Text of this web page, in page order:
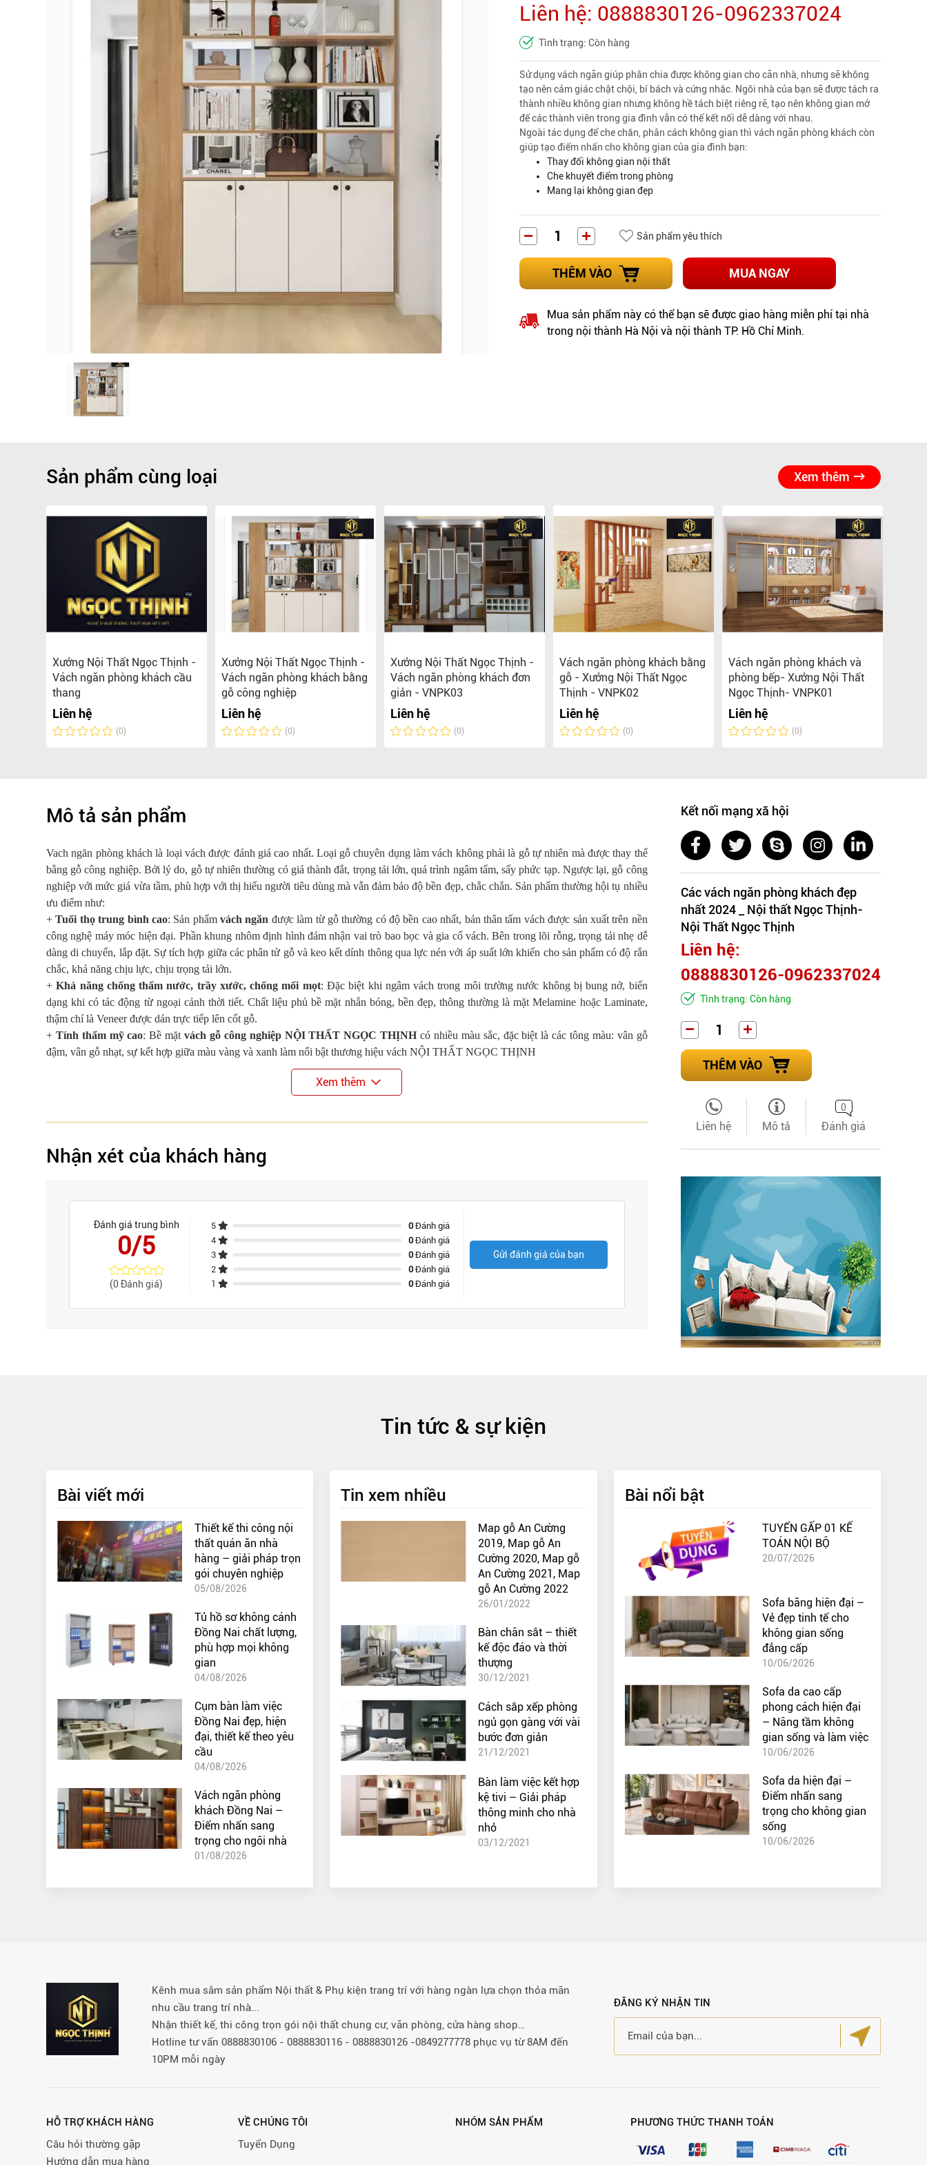
Chậu rửa bát
Ray trượt – bản lề – tay nắm cửa
Giá để bát đĩa đa năng
Kệ để chất tẩy rửa
Kệ góc liên hoàn
Liên hệ: 0888830126-0962337024
Tình trạng: Còn hàng
Sử dụng vách ngăn giúp phân chia được không gian cho căn nhà, nhưng sẽ không
tạo nên cảm giác chật chội, bí bách và cứng nhắc. Ngôi nhà của bạn sẽ được tách ra
thành nhiều không gian nhưng không hề tách biệt riêng rẽ, tạo nên không gian mở
để các thành viên trong gia đình vẫn có thể kết nối dễ dàng với nhau.
Ngoài tác dụng để che chắn, phân cách không gian thì vách ngăn phòng khách còn
giúp tạo điểm nhấn cho không gian của gia đình bạn:
Thay đổi không gian nội thất
Che khuyết điểm trong phòng
Mang lại không gian đẹp
Sản phẩm yêu thích
THÊM VÀO MUA NGAY
Mua sản phẩm này có thể bạn sẽ được giao hàng miễn phí tại nhà
trong nội thành Hà Nội và nội thành TP. Hồ Chí Minh.
Sản phẩm cùng loại Xem thêm
Xưởng Nội Thất Ngọc Thịnh -
Vách ngăn phòng khách cầu
thang
Liên hệ
(0)
Xưởng Nội Thất Ngọc Thịnh -
Vách ngăn phòng khách bằng
gỗ công nghiệp
Liên hệ
(0)
Xưởng Nội Thất Ngọc Thịnh -
Vách ngăn phòng khách đơn
giản - VNPK03
Liên hệ
(0)
Vách ngăn phòng khách bằng
gỗ - Xưởng Nội Thất Ngọc
Thịnh - VNPK02
Liên hệ
(0)
Vách ngăn phòng khách và
phòng bếp- Xưởng Nội Thất
Ngọc Thịnh- VNPK01
Liên hệ
(0)
Mô tả sản phẩm
Vach ngăn phòng khách là loại vách được đánh giá cao nhất. Loại gỗ chuyên dụng làm vách không phải là gỗ tự nhiên mà được thay thế
bằng gỗ công nghiệp. Bởi lý do, gỗ tự nhiên thường có giá thành đắt, trọng tải lớn, quá trình ngâm tẩm, sấy phức tạp. Ngược lại, gỗ công
nghiệp với mức giá vừa tầm, phù hợp với thị hiếu người tiêu dùng mà vẫn đảm bảo độ bền đẹp, chắc chắn. Sản phẩm thường hội tụ nhiều
ưu điểm như:
+Tuổi thọ trung bình cao: Sản phẩmvách ngăn được làm từ gỗ thường có độ bền cao nhất, bản thân tấm vách được sản xuất trên nền
công nghệ máy móc hiện đại. Phần khung nhôm định hình đảm nhận vai trò bao bọc và gia cố vách. Bên trong lõi rỗng, trọng tải nhẹ dễ
dàng di chuyển, lắp đặt. Sự tích hợp giữa các phân tử gỗ và keo kết dính thông qua lực nén với áp suất lớn khiến cho sản phẩm có độ rắn
chắc, khả năng chịu lực, chịu trọng tải lớn.
+Khả năng chống thấm nước, trầy xước, chống mối mọt: Đặc biệt khi ngâm vách trong môi trường nước không bị bung nở, biến
dạng khi có tác động từ ngoại cảnh thời tiết. Chất liệu phủ bề mặt nhẵn bóng, bền đẹp, thông thường là mặt Melamine hoặc Laminate,
thậm chí là Veneer được dán trực tiếp lên cốt gỗ.
+ Tính thẩm mỹ cao: Bề mặtvách gỗ công nghiệp NỘI THẤT NGỌC THỊNH có nhiều màu sắc, đặc biệt là các tông màu: vân gỗ
đậm, vân gỗ nhạt, sự kết hợp giữa màu vàng và xanh làm nổi bật thương hiệu vách NỘI THẤT NGỌC THỊNH
Xem thêm
Nhận xét của khách hàng
Đánh giá trung bình
0/5
(0 Đánh giá)
5 0Đánh giá
4
0Đánh giá
3
0Đánh giá
2
0Đánh giá
1
0Đánh giá
Gửi đánh giá của bạn
Kết nối mạng xã hội
Các vách ngăn phòng khách đẹp
nhất 2024 _ Nội thất Ngọc Thịnh-
Nội Thất Ngọc Thịnh
Liên hệ:
0888830126-0962337024
Tình trạng: Còn hàng
THÊM VÀO
Liên hệ Mô tả
0
Đánh giá
Tin tức & sự kiện
Bài viết mới
Thiết kế thi công nội
thất quán ăn nhà
hàng – giải pháp trọn
gói chuyên nghiệp
05/08/2026
Tủ hồ sơ không cánh
Đồng Nai chất lượng,
phù hợp mọi không
gian
04/08/2026
Cụm bàn làm việc
Đồng Nai đẹp, hiện
đại, thiết kế theo yêu
cầu
04/08/2026
Vách ngăn phòng
khách Đồng Nai –
Điểm nhấn sang
trọng cho ngôi nhà
01/08/2026
Tin xem nhiều
Map gỗ An Cường
2019, Map gỗ An
Cường 2020, Map gỗ
An Cường 2021, Map
gỗ An Cường 2022
26/01/2022
Bàn chân sắt – thiết
kế độc đáo và thời
thượng
30/12/2021
Cách sắp xếp phòng
ngủ gọn gàng với vài
bước đơn giản
21/12/2021
Bàn làm việc kết hợp
kệ tivi – Giải pháp
thông minh cho nhà
nhỏ
03/12/2021
Bài nổi bật
TUYỂN GẤP 01 KẾ
TOÁN NỘI BỘ
20/07/2026
Sofa băng hiện đại –
Vẻ đẹp tinh tế cho
không gian sống
đẳng cấp
10/06/2026
Sofa da cao cấp
phong cách hiện đại
– Nâng tầm không
gian sống và làm việc
10/06/2026
Sofa da hiện đại –
Điểm nhấn sang
trọng cho không gian
sống
10/06/2026
Kênh mua sắm sản phẩm Nội thất & Phụ kiện trang trí với hàng ngàn lựa chọn thỏa mãn
nhu cầu trang trí nhà...
Nhận thiết kế, thi công trọn gói nội thất chung cư, văn phòng, cửa hàng shop…
Hotline tư vấn 0888830106 - 0888830116 - 0888830126 -0849277778 phục vụ từ 8AM đến
10PM mỗi ngày
ĐĂNG KÝ NHẬN TIN
HỖ TRỢ KHÁCH HÀNG
Câu hỏi thường gặp
Hướng dẫn mua hàng
VỀ CHÚNG TÔI
Tuyển Dụng
NHÓM SẢN PHẨM PHƯƠNG THỨC THANH TOÁN